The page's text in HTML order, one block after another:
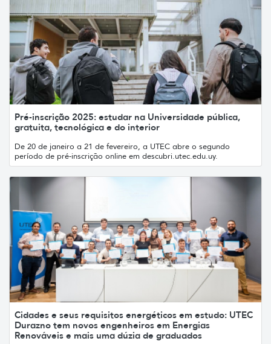
Pré-inscrição 2025: estudar na Universidade pública,
gratuita, tecnológica e do interior
De 20 de janeiro a 21 de fevereiro, a UTEC abre o segundo
período de pré-inscrição online em descubri.utec.edu.uy.
Cidades e seus requisitos energéticos em estudo: UTEC
Durazno tem novos engenheiros em Energias
Renováveis e mais uma dúzia de graduados